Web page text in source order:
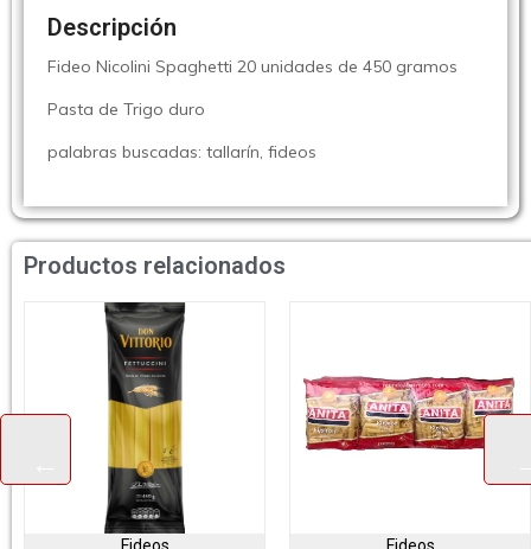
Descripción
Fideo Nicolini Spaghetti 20 unidades de 450 gramos
Pasta de Trigo duro
palabras buscadas: tallarín, fideos
Productos relacionados
Fideos Fideos